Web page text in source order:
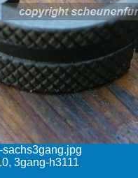
sachs3gang.jpg
3gang-h3111